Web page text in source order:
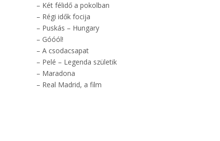
– Két félidő a pokolban
– Régi idők focija
– Puskás – Hungary
– Góóól!
– A csodacsapat
– Pelé – Legenda születik
– Maradona
– Real Madrid, a film